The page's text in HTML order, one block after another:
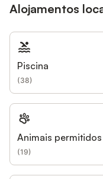
Alojamentos
Piscina
(38)
Animais permitidos
(19)